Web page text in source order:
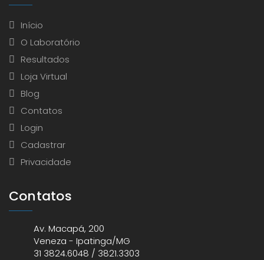
Início
O Laboratório
Resultados
Loja Virtual
Blog
Contatos
Login
Cadastrar
Privacidade
Contatos
Av. Macapá, 200
Veneza - Ipatinga/MG
31 3824.6048 / 3821.3303